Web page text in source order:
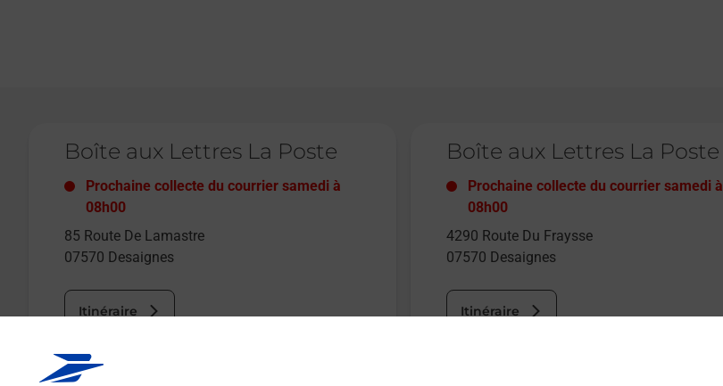
Boîte aux Lettres La Poste
Prochaine collecte du courrier samedi à
08h00
85 Route De Lamastre
07570 Desaignes
Itinéraire
Boîte aux Lettres La Poste
Prochaine collecte du courrier samedi à
08h00
4290 Route Du Fraysse
07570 Desaignes
Itinéraire